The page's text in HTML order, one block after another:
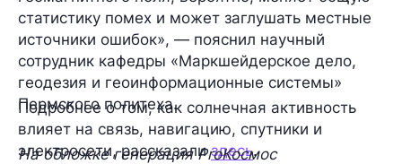
статистику помех и может заглушать местные
источники ошибок», — пояснил научный
сотрудник кафедры «Маркшейдерское дело,
геодезия и геоинформационные системы»
Пермского политеха.
Подробнее о том, как солнечная активность
влияет на связь, навигацию, спутники и
электросети, рассказализдесь.
На обложке генерация ProКосмос